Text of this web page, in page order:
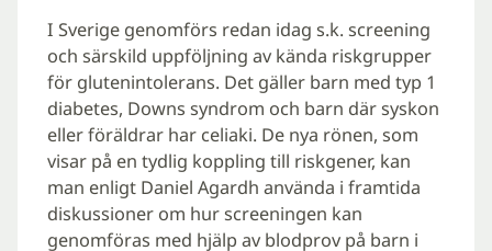
I Sverige genomförs redan idag s.k. screening
och särskild uppföljning av kända riskgrupper
för glutenintolerans. Det gäller barn med typ 1
diabetes, Downs syndrom och barn där syskon
eller föräldrar har celiaki. De nya rönen, som
visar på en tydlig koppling till riskgener, kan
man enligt Daniel Agardh använda i framtida
diskussioner om hur screeningen kan
genomföras med hjälp av blodprov på barn i